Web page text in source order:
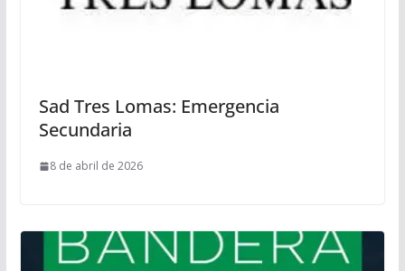
Sad Tres Lomas: Emergencia
Secundaria
8 de abril de 2026